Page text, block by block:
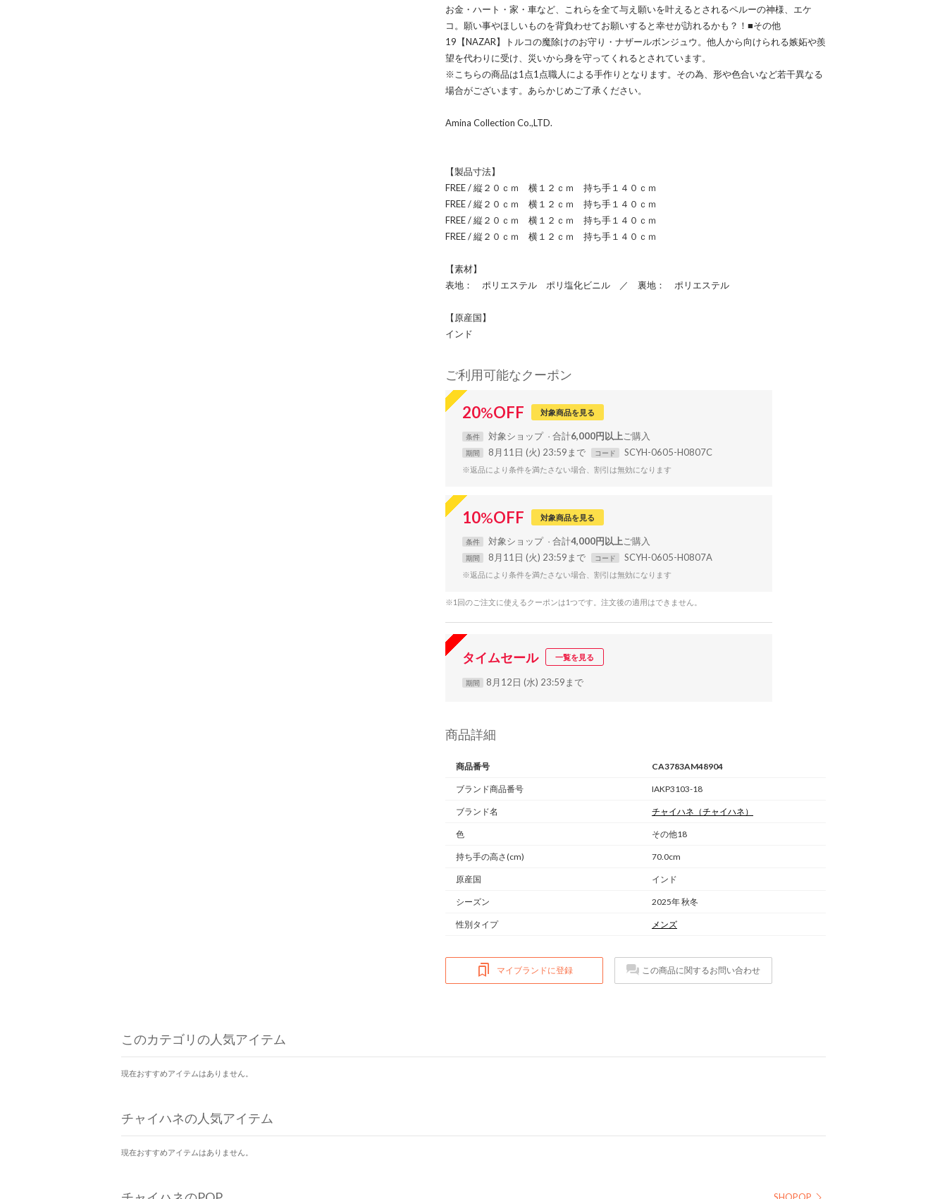
お金・ハート・家・車など、これらを全て与え願いを叶えるとされるペルーの神様、エケ
コ。願い事やほしいものを背負わせてお願いすると幸せが訪れるかも？！■その他
19【NAZAR】トルコの魔除けのお守り・ナザールボンジュウ。他人から向けられる嫉妬や羨
望を代わりに受け、災いから身を守ってくれるとされています。
※こちらの商品は1点1点職人による手作りとなります。その為、形や色合いなど若干異なる
場合がございます。あらかじめご了承ください。
Amina Collection Co.,LTD.
【製品寸法】
FREE / 縦２０ｃｍ 横１２ｃｍ 持ち手１４０ｃｍ
FREE / 縦２０ｃｍ 横１２ｃｍ 持ち手１４０ｃｍ
FREE / 縦２０ｃｍ 横１２ｃｍ 持ち手１４０ｃｍ
FREE / 縦２０ｃｍ 横１２ｃｍ 持ち手１４０ｃｍ
【素材】
表地： ポリエステル ポリ塩化ビニル ／ 裏地： ポリエステル
【原産国】
インド
ご利用可能なクーポン
20%OFF 対象商品を見る
条件 対象ショップ 合計6,000円以上
期間 8月11日 (火) 23:59まで コード SCYH-0605-H0807C
※返品により条件を満たさない場合、割引は無効になります
10%OFF 対象商品を見る
条件 対象ショップ 合計4,000円以上
期間 8月11日 (火) 23:59まで コード SCYH-0605-H0807A
※返品により条件を満たさない場合、割引は無効になります
※1回のご注文に使えるクーポンは1つです。注文後の適用はできません。
タイムセール 一覧を見る
期間 8月12日 (水) 23:59まで
商品詳細
商品番号 CA3783AM48904
ブランド商品番号 IAKP3103-18
ブランド名 チャイハネ （チャイハネ）
色 その他18
持ち手の高さ(cm) 70.0cm
原産国 インド
シーズン 2025年 秋冬
性別タイプ メンズ
マイブランドに登録 この商品に関するお問い合わせ
このカテゴリの人気アイテム
現在おすすめアイテムはありません。
チャイハネの人気アイテム
現在おすすめアイテムはありません。